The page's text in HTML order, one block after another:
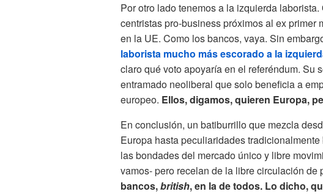
Por otro lado tenemos a la izquierda
centristas pro-business próximos al ex
en la UE. Como los bancos, vaya. Sin
laborista mucho más escorado a la
claro qué voto apoyaría en el referéndum. Su
entramado neoliberal que solo beneficia a
europeo. Ellos, digamos, quieren Europa,
En conclusión, un batiburrillo que mezcla
Europa hasta peculiaridades
las bondades del mercado único y libre
vamos- pero recelan de la libre circulación de
bancos,british, en la de todos. Lo dicho,